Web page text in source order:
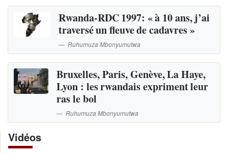
Rwanda-RDC 1997: « à 10 ans, j’ai
traversé un fleuve de cadavres »
Ruhumuza Mbonyumutwa
Bruxelles, Paris, Genève, La Haye,
Lyon : les rwandais expriment leur
ras le bol
Ruhumuza Mbonyumutwa
Vidéos